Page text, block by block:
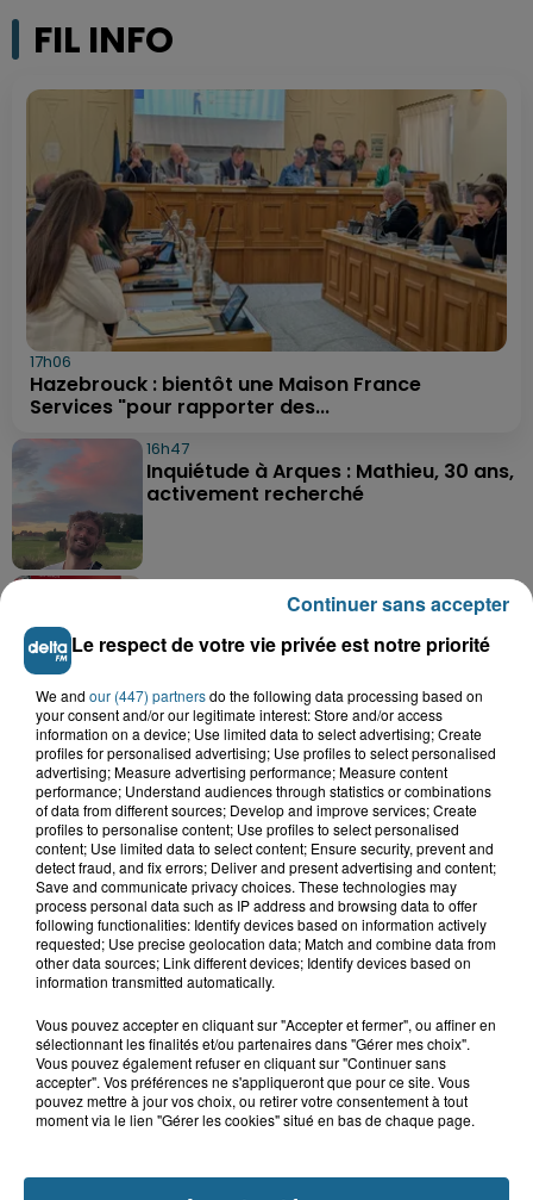
FIL INFO
17h06
Hazebrouck : bientôt une Maison France
Services "pour rapporter des...
16h47
Inquiétude à Arques : Mathieu, 30 ans,
activement recherché
16h28
Foot, Boulogne-sur-Mer : Grégory Thil,
un directeur sportif à...
15h06
Hand : Dunkerque face à l'élite pour
préparer la saison du renouveau
14h58
Incendie à La Brasserie de Saint-Omer
: 80 personnes évacuées
Le respect de votre vie privée est notre priorité
We and our (447) partnersdo the following data processing based on
your consent and/or our legitimate interest: Store and/or access
information on a device; Use limited data to select advertising; Create
profiles for personalised advertising; Use profiles to select personalised
advertising; Measure advertising performance; Measure content
performance; Understand audiences through statistics or combinations
of data from different sources; Develop and improve services; Create
profiles to personalise content; Use profiles to select personalised
content; Use limited data to select content; Ensure security, prevent and
detect fraud, and fix errors; Deliver and present advertising and content;
Save and communicate privacy choices. These technologies may
process personal data such as IP address and browsing data to offer
following functionalities: Identify devices based on information actively
requested; Use precise geolocation data; Match and combine data from
other data sources; Link different devices; Identify devices based on
information transmitted automatically.
Vous pouvez accepter en cliquant sur "Accepter et fermer", ou affiner en
sélectionnant les finalités et/ou partenaires dans "Gérer mes choix".
Vous pouvez également refuser en cliquant sur "Continuer sans
accepter". Vos préférences ne s'appliqueront que pour ce site. Vous
pouvez mettre à jour vos choix, ou retirer votre consentement à tout
moment via le lien "Gérer les cookies" situé en bas de chaque page.
Continuer sans accepter